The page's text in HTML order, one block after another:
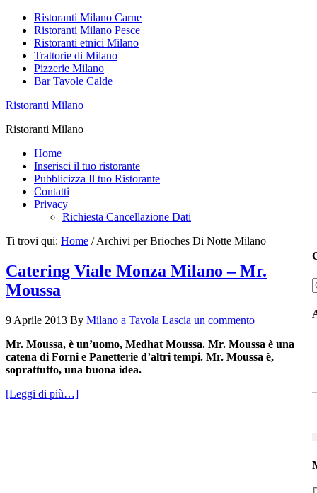
Ristoranti Milano Carne
Ristoranti Milano Pesce
Ristoranti etnici Milano
Trattorie di Milano
Pizzerie Milano
Bar Tavole Calde
Ristoranti Milano
Ristoranti Milano
Home
Inserisci il tuo ristorante
Pubblicizza Il tuo Ristorante
Contatti
Privacy
Richiesta Cancellazione Dati
Ti trovi qui: Home /Archivi per Brioches Di Notte Milano
Catering Viale Monza Milano – Mr.
Moussa
9 Aprile 2013 By Milano a Tavola Lascia un commento
Mr. Moussa, è un’uomo, Medhat Moussa. Mr. Moussa è una
catena di Forni e Panetterie d’altri tempi. Mr. Moussa è,
soprattutto, una buona idea.
[Leggi di più…]